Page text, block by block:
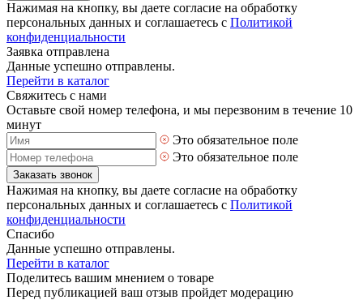
Нажимая на кнопку, вы даете согласие на обработку
персональных данных и соглашаетесь с Политикой
конфиденциальности
Заявка отправлена
Данные успешно отправлены.
Перейти в каталог
Свяжитесь с нами
Оставьте свой номер телефона, и мы перезвоним в течение 10
минут
Это обязательное поле
Это обязательное поле
Заказать звонок
Нажимая на кнопку, вы даете согласие на обработку
персональных данных и соглашаетесь с Политикой
конфиденциальности
Спасибо
Данные успешно отправлены.
Перейти в каталог
Поделитесь вашим мнением о товаре
Перед публикацией ваш отзыв пройдет модерацию